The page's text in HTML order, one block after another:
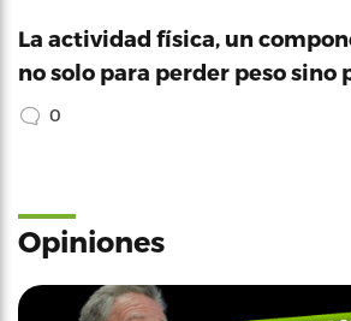
La actividad física, un
no solo para perder peso sino
0
Opiniones